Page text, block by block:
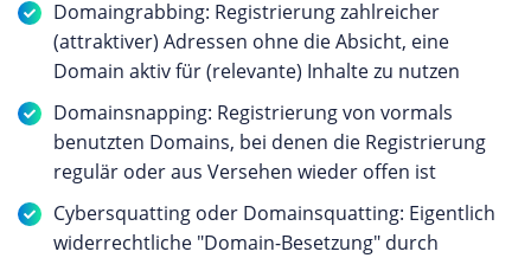
Domaingrabbing: Registrierung zahlreicher
(attraktiver) Adressen ohne die Absicht, eine
Domain aktiv für (relevante) Inhalte zu nutzen
Domainsnapping: Registrierung von vormals
benutzten Domains, bei denen die Registrierung
regulär oder aus Versehen wieder offen ist
Cybersquatting oder Domainsquatting: Eigentlich
widerrechtliche "Domain-Besetzung" durch